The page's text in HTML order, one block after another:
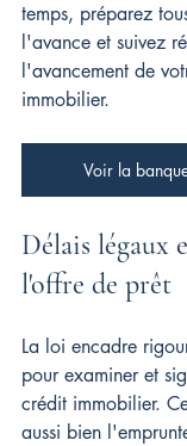
temps, préparez
l'avance et suivez
l'avancement de
immobilier.
Voir la
Délais légaux
l'offre de prêt
La loi encadre
pour examiner et
crédit immobilier.
aussi bien